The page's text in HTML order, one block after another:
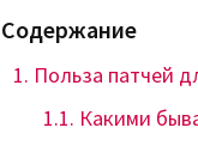
Содержание
Польза патчей
Какими